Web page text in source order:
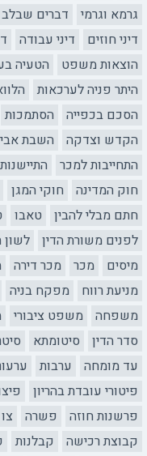
גרמא וגרמי
דברים שבלב
דיני חוזים
דיני עבודה
הוצאות משפט
הטעיה
היתר פניה לערכאות
הסכם בכפייה
הסתמכות
הקדש וצדקה
השבת
התחייבות למכר
התיישנות
חוק המדינה
חוקי המגן
חתם מבלי להבין
טאבו
לפנים משורת הדין
לשון
מיסים
מכר מכר דירה
מניעת רווח
מפקח בניה
משפחה
משפט ציבורי
סדר הדין
סיטומתא
עד מומחה
ערבות
פיטורי עובדת בהריון
פרשנות חוזה
פשרה
קבוצת רכישה
קבלנות